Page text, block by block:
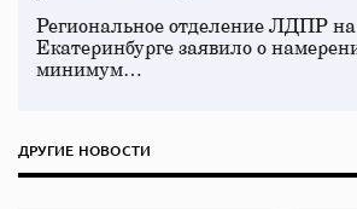
Региональное отделение ЛДПР
Екатеринбурге заявило о
минимум…
ДРУГИЕ НОВОСТИ